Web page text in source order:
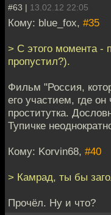
#63 | 13.02.12 22:05
Кому: blue_fox, #35
> С этого момента -
пропустил?).
Фильм "Россия,
его участием, где
проститутка.
Тупичке
Кому: Korvin68, #40
> Камрад, ты бы
Прочёл. Ну и что?